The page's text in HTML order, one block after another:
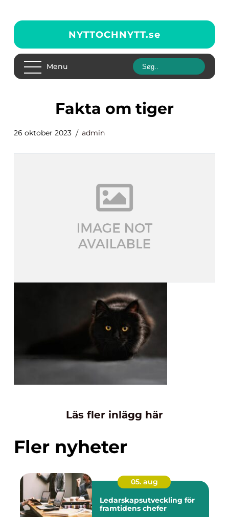
NYTTOCHNYTT.se
Menu
fakta om tiger
26 oktober 2023 admin
Läs fler inlägg här
Fler nyheter
05. aug
Ledarskapsutveckling för
framtidens chefer